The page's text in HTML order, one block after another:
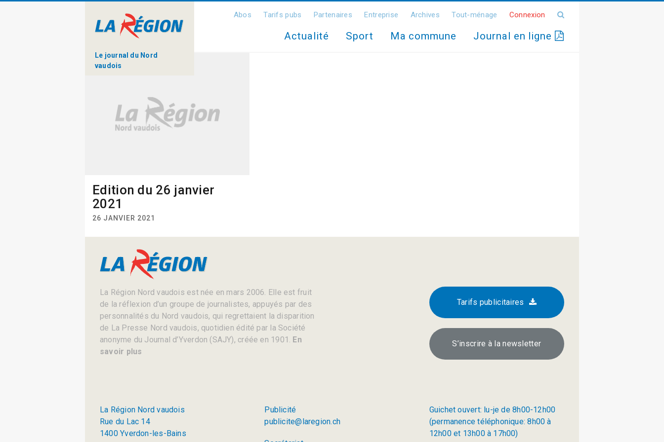
Le journal du Nord
vaudois
Abos Tarifs pubs Partenaires Entreprise Archives Tout-ménage Connexion
Actualité Sport Ma commune Journal en ligne
Edition du 26 janvier
2021
26 JANVIER 2021
La Région Nord vaudois est née en mars 2006. Elle est fruit
de la réflexion d’un groupe de journalistes, appuyés par des
personnalités du Nord vaudois, qui regrettaient la disparition
de La Presse Nord vaudois, quotidien édité par la Société
anonyme du Journal d’Yverdon (SAJY), créée en 1901. En
savoir plus
Tarifs publicitaires
S’inscrire à la newsletter
La Région Nord vaudois
Rue du Lac 14
1400 Yverdon-les-Bains
Publicité
publicite@laregion.ch
Guichet ouvert: lu-je de 8h00-12h00
(permanence téléphonique: 8h00 à
12h00 et 13h00 à 17h00)